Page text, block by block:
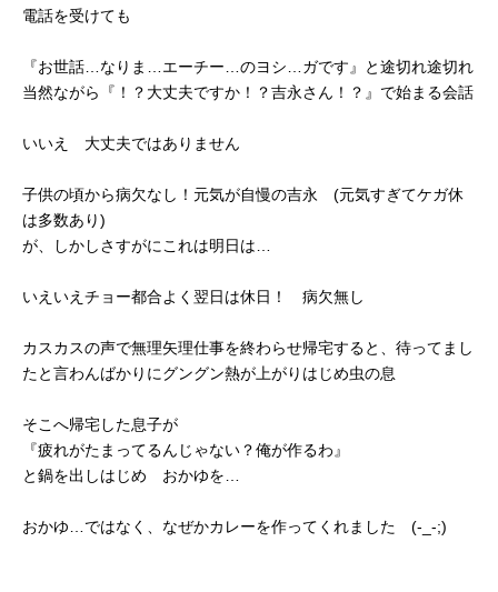
電話を受けても
『お世話…なりま…エーチー…のヨシ…ガです』と途切れ途切れ
当然ながら『！？大丈夫ですか！？吉永さん！？』で始まる会話
いいえ 大丈夫ではありません
子供の頃から病欠なし！元気が自慢の吉永 (元気すぎてケガ休
は多数あり)
が、しかしさすがにこれは明日は…
いえいえチョー都合よく翌日は休日！ 病欠無し
カスカスの声で無理矢理仕事を終わらせ帰宅すると、待ってまし
たと言わんばかりにグングン熱が上がりはじめ虫の息
そこへ帰宅した息子が
『疲れがたまってるんじゃない？俺が作るわ』
と鍋を出しはじめ おかゆを…
おかゆ…ではなく、なぜかカレーを作ってくれました (-_-;)